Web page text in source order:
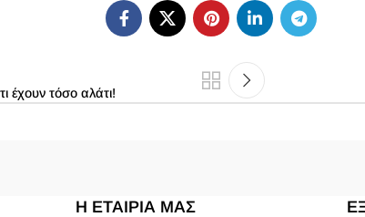
έχουν τόσο αλάτι!
Η ΕΤΑΙΡΙΑ ΜΑΣ